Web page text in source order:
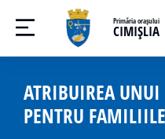
Primăria orașului
CIMIȘLIA
ATRIBUIREA UNUI
PENTRU